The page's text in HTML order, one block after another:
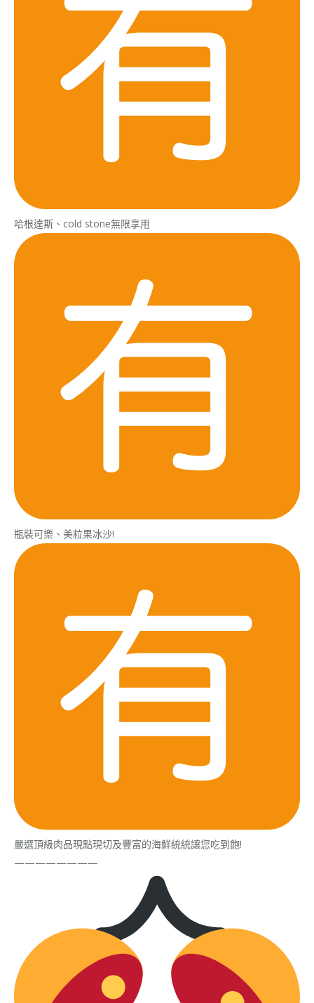
哈根達斯、cold stone無限享用
瓶裝可樂、美粒果冰沙!
嚴選頂級肉品現點現切及豐富的海鮮統統讓您吃到飽!
————————